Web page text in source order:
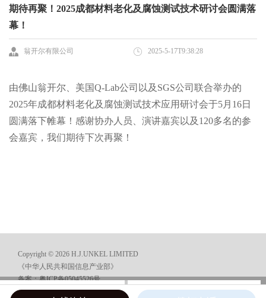
期待再聚！2025成都材料老化及腐蚀测试技术研讨会圆满落
幕！
翁开尔有限公司 2025-5-17T9:38:28
由佛山翁开尔、美国Q-Lab公司以及SGS公司联合举办的
2025年成都材料老化及腐蚀测试技术应用研讨会于5月16日
圆满落下帷幕！感谢协办人员、演讲嘉宾以及120多名的参
会嘉宾，我们期待下次再聚！
Copyright © 2026 H.J.UNKEL LIMITED
《中华人民共和国信息产业部》
备案：粤ICP备05045526号
在线咨询 电话咨询